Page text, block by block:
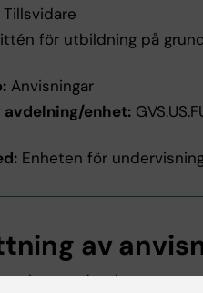
Tillsvidare
för utbildning på
Anvisningar
avdelning/enhet:
Enheten för
av
hur